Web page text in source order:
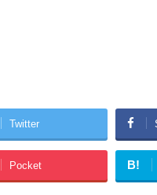
Twitter
Pocket B!